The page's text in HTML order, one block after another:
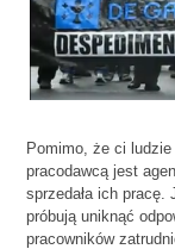
Pomimo, że ci
praco­dawcą jest
sprzedała ich
próbują uniknąć
pra­cowników